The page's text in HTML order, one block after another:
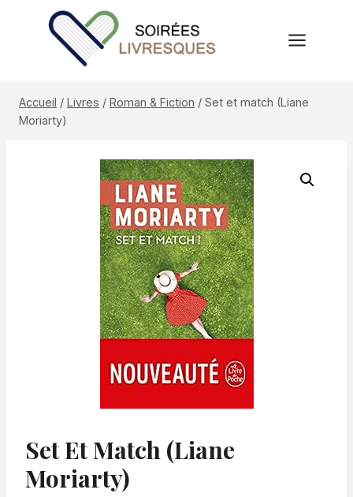
Accueil / Livres / Roman & Fiction / Set et match (Liane
Moriarty)
Set Et Match (Liane
Moriarty)